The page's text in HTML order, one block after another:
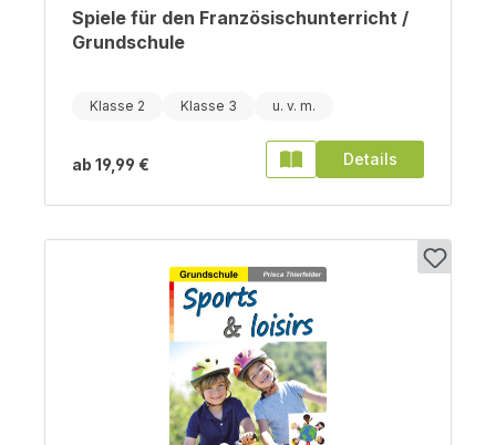
Spiele für den Französischunterricht /
Grundschule
Klasse 2 Klasse 3
ab 19,99 € Details